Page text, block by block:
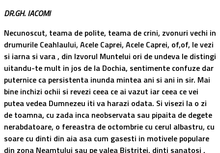
DR.GH. IACOMI
Necunoscut, teama de polite, teama de crini, zvonuri vechi in
drumurile Ceahlaului, Acele Caprei, Acele Caprei, of,of, le vezi
si iarna si vara , din Izvorul Muntelui ori de undeva le distingi
uitandu-te mult in jos de la Dochia, sentimente confuze dar
puternice ca persistenta inunda mintea ani si ani in sir. Mai
bine inchizi ochii si revezi ceea ce ai vazut iar ceea ce vei
putea vedea Dumnezeu iti va harazi odata. Si visezi la o zi
de toamna, cu zada inca neobservata sau pipaita de degete
nerabdatoare, o fereastra de octombrie cu cerul albastru, cu
soare cu dinti din aia asa cum gasesti in motivele populare
din zona Neamtului sau pe valea Bistritei, dinti sanatosi ,